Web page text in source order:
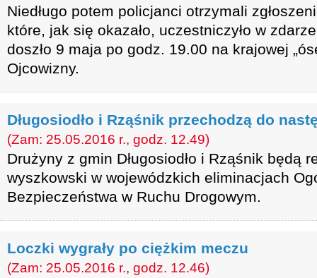
Niedługo potem policjanci otrzymali
które, jak się okazało, uczestniczyło w
doszło 9 maja po godz. 19.00 na krajowej
Ojcowizny.
Długosiodło i Rząśnik przechodzą do
(Zam: 25.05.2016 r., godz. 12.49)
Drużyny z gmin Długosiodło i Rząśnik będą
wyszkowski w wojewódzkich eliminacjach
Bezpieczeństwa w Ruchu Drogowym.
Loczki wygrały po ciężkim meczu
(Zam: 25.05.2016 r., godz. 12.46)